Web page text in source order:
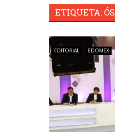
ETIQUETA:
EDITORIAL EDOMEX